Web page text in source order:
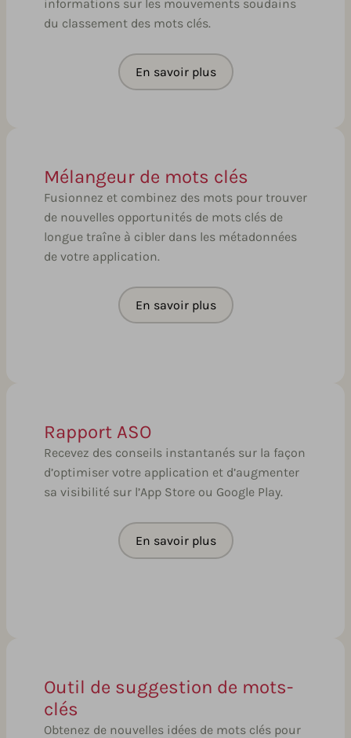
informations sur les mouvements soudains
du classement des mots clés.
En savoir plus
Mélangeur de mots clés
Fusionnez et combinez des mots pour trouver
de nouvelles opportunités de mots clés de
longue traîne à cibler dans les métadonnées
de votre application.
En savoir plus
Rapport ASO
Recevez des conseils instantanés sur la façon
d’optimiser votre application et d’augmenter
sa visibilité sur l’App Store ou Google Play.
En savoir plus
Outil de suggestion de mots-
clés
Obtenez de nouvelles idées de mots clés pour